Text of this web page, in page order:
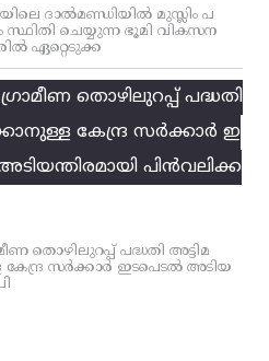
ദാൽമണ്ഡിയിൽ മുസ്ലിം പ
സ്ഥിതി ചെയ്യുന്ന ഭൂമി വികസന
ഏറ്റെടുക്ക
തൊഴിലുറപ്പ്‌ പദ്ധതി
കേന്ദ്ര സര്‍ക്കാര്‍ ഇ
പിന്‍വലിക്ക
തൊഴിലുറപ്പ്‌ പദ്ധതി അട്ടിമ
കേന്ദ്ര സര്‍ക്കാര്‍ ഇടപെടല്‍ അടിയ